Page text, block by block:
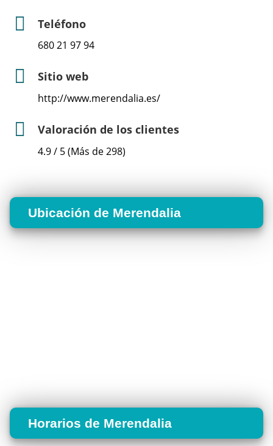
Teléfono
680 21 97 94
Sitio web
http://www.merendalia.es/
Valoración de los clientes
4.9 / 5 (Más de 298)
Ubicación de Merendalia
Horarios de Merendalia